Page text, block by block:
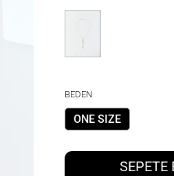
BEDEN
ONE SIZE
SEPETE